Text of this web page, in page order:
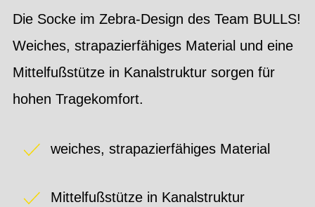
Die Socke im Zebra-Design des Team BULLS!
Weiches, strapazierfähiges Material und eine
Mittelfußstütze in Kanalstruktur sorgen für
hohen Tragekomfort.
weiches, strapazierfähiges Material
Mittelfußstütze in Kanalstruktur